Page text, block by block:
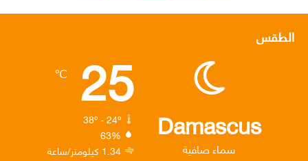
ب
و
ت
ق
ر
ا
ر
ا
الطقس
Damascus
سماء صافية
25
℃
38º - 24º
63%
1.34 كيلومتر/ساعة